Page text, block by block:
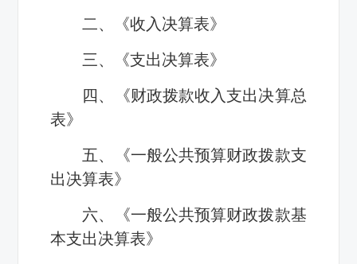
二、《收入决算表》
三、《支出决算表》
四、《财政拨款收入支出决算总
表》
五、《一般公共预算财政拨款支
出决算表》
六、《一般公共预算财政拨款基
本支出决算表》